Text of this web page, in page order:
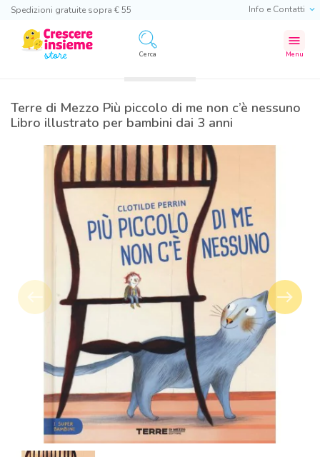
Info e Contatti
Spedizioni gratuite sopra € 55
Cerca
menu
Menu
Terre di Mezzo Più piccolo di me non c’è nessuno
Libro illustrato per bambini dai 3 anni
Precedente
west east